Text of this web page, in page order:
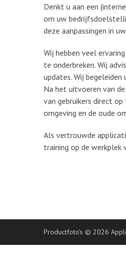
Denkt u aan een
om uw
deze aanpassingen in
Wij hebben veel
te onderbreken. Wij
updates. Wij
Na het uitvoeren van
van gebruikers direct
omgeving en de oude
Als vertrouwde
training op de werkplek
Productfoto's © 2026